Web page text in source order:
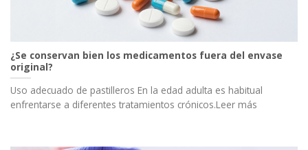
¿Se conservan bien los medicamentos fuera del envase
original?
Uso adecuado de pastilleros En la edad adulta es habitual
enfrentarse a diferentes tratamientos crónicos.Leer más